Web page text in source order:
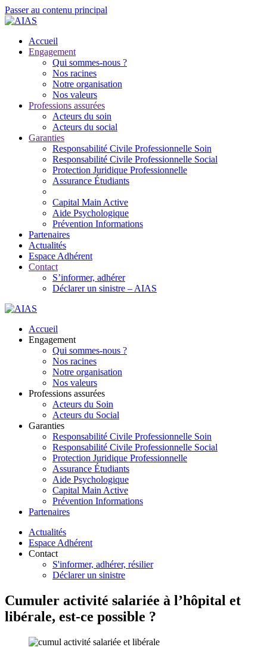
Passer au contenu principal
Accueil
Engagement
Qui sommes-nous ?
Nos racines
Notre organisation
Nos valeurs
Professions assurées
Acteurs du soin
Acteurs du social
Garanties
Responsabilité Civile Professionnelle Soin
Responsabilité Civile Professionnelle Social
Protection Juridique Professionnelle
Assurance Étudiants
Capital Main Active
Aide Psychologique
Prévention Informations
Partenaires
Actualités
Espace Adhérent
Contact
S’informer, adhérer
Déclarer un sinistre – AIAS
Accueil
Engagement
Qui sommes-nous ?
Nos racines
Notre organisation
Nos valeurs
Professions assurées
Acteurs du Soin
Acteurs du Social
Garanties
Responsabilité Civile Professionnelle Soin
Responsabilité Civile Professionnelle Social
Protection Juridique Professionnelle
Assurance Étudiants
Aide Psychologique
Capital Main Active
Prévention Informations
Partenaires
Actualités
Espace Adhérent
Contact
S'informer, adhérer, résilier
Déclarer un sinistre
Cumuler activité salariée à l’hôpital et
libérale, est-ce possible ?